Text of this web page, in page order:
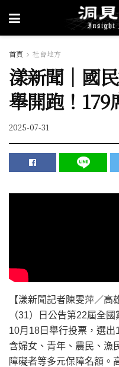
首頁 社會地方
漾新聞｜國
舉開跑！179
2025-07-31
【漾新聞記者陳雯萍／
（31）日公告第22屆全
10月18日舉行投票，選
含婦女、青年、農民、漁
障礙者等多元保障名額。